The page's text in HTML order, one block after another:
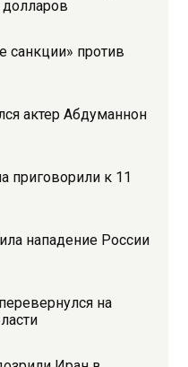
санкции» против
актер Абдуманнон
приговорили к 11
нападение России
на